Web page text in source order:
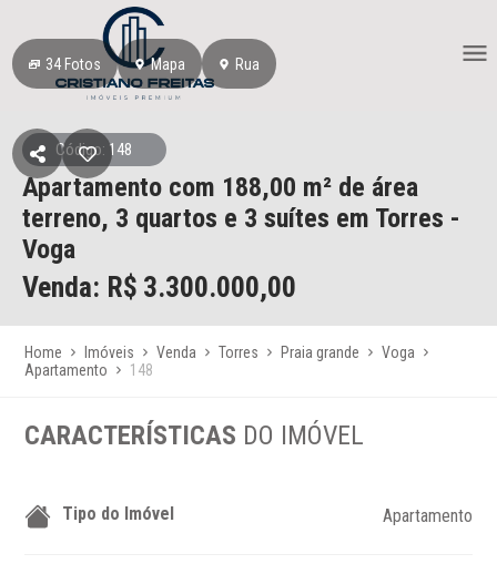
34Fotos Mapa Rua
Código: 148
Apartamento com 188,00 m² de área
terreno, 3 quartos e 3 suítes em Torres -
Voga
Venda: R$ 3.300.000,00
Home Imóveis Venda Torres Praia grande
Voga
Apartamento
148
CARACTERÍSTICAS DO IMÓVEL
Tipo do Imóvel Apartamento